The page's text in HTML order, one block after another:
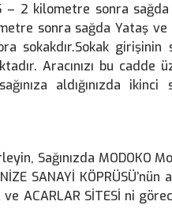
– 2 kilometre sonra
sonra sağda Yataş ve
sokakdır.Sokak girişinin
Aracınızı bu
aldığınızda
Sağınızda MODOKO
SANAYİ
ACARLAR SİTESİ ni